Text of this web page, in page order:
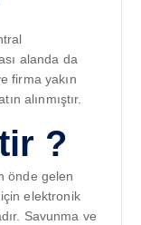
alanda da
firma yakın
alınmıştır.
?
önde gelen
elektronik
Savunma ve